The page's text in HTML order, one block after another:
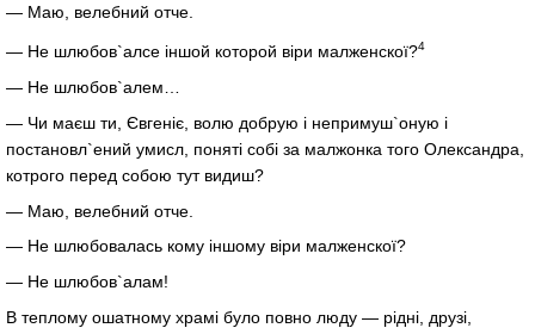
— Маю, велебний отче.
— Не шлюбов`алсе іншой которой віри малженскої?4
— Не шлюбов`алем…
— Чи маєш ти, Євгеніє, волю добрую і непримуш`оную і
постановл`ений умисл, поняті собі за малжонка того Олександра,
котрого перед собою тут видиш?
— Маю, велебний отче.
— Не шлюбовалась кому іншому віри малженскої?
— Не шлюбов`алам!
В теплому ошатному храмі було повно люду — рідні, друзі,